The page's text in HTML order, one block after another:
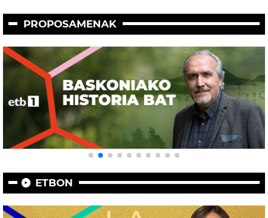
PROPOSAMENAK
ETBON